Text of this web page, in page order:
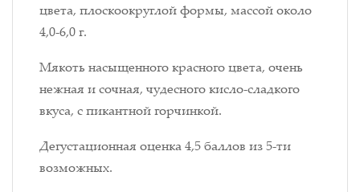
цвета, плоскоокруглой формы, массой около
4,0-6,0 г.
Мякоть насыщенного красного цвета, очень
нежная и сочная, чудесного кисло-сладкого
вкуса, с пикантной горчинкой.
Дегустационная оценка 4,5 баллов из 5-ти
возможных.